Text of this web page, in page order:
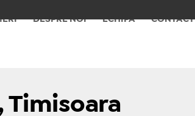
DESPRE NOI ECHIPA CONTACT
Timisoara